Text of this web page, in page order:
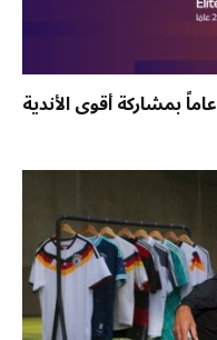
انطلاق دوري جوّي للنخبة تحت 21 عاماً بمشاركة أقوى الأندية